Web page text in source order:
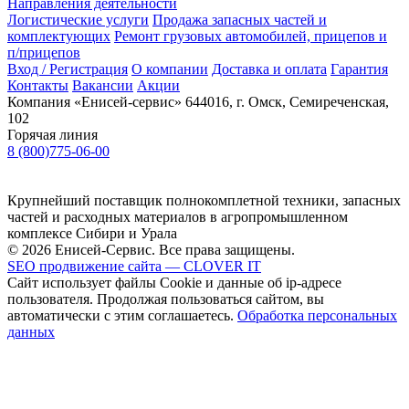
Направления деятельности
Логистические услуги Продажа запасных частей и
комплектующих Ремонт грузовых автомобилей, прицепов и
п/прицепов
Вход / Регистрация О компании Доставка и оплата Гарантия
Контакты Вакансии Акции
Компания «Енисей-сервис» 644016, г. Омск, Семиреченская,
102
Горячая линия
8 (800)775-06-00
Крупнейший поставщик полнокомплетной техники, запасных
частей и расходных материалов в агропромышленном
комплексе Сибири и Урала
© 2026 Енисей-Сервис. Все права защищены.
SEO продвижение сайта — CLOVER IT
Сайт использует файлы Cookie и данные об ip-адресе
пользователя. Продолжая пользоваться сайтом, вы
автоматически с этим соглашаетесь. Обработка персональных
данных